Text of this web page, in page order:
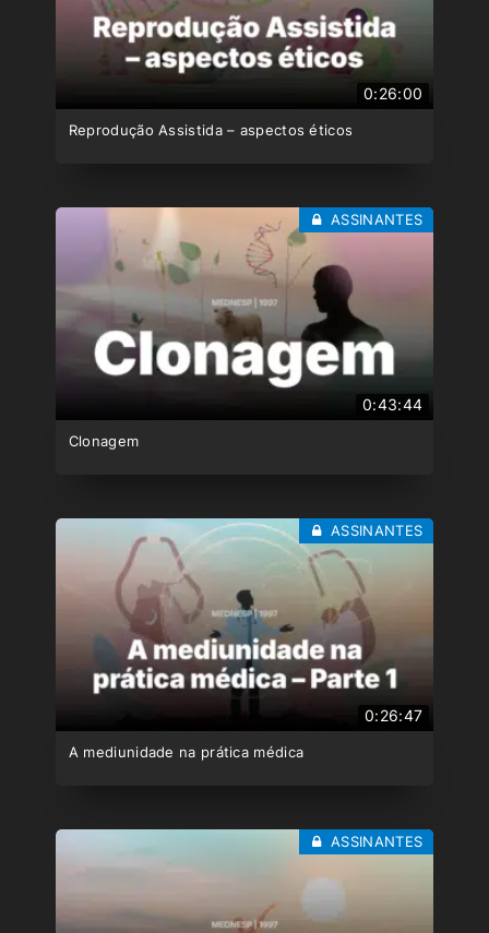
0:26:00
Reprodução Assistida – aspectos éticos
0:43:44
Clonagem
ASSINANTES
0:26:47
A mediunidade na prática médica
ASSINANTES
ASSINANTES